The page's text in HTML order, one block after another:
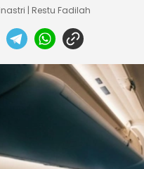
| Restu Fadilah